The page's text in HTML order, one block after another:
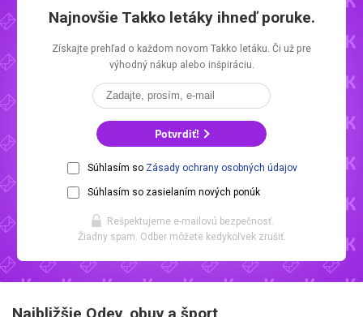
Najnovšie Takko letákyihneď poruke.
Získajte prehľad o každom novom Takko letáku. Či už pre
výhodný nákup alebo inšpiráciu.
Potvrdiť!
Súhlasím so Zásady ochrany osobných údajov
Súhlasím so zasielaním nových ponúk
Rešpektujeme e-mailovú bezpečnosť.
Žiadny spam. Odber môžete kedykoľvek zrušiť.
Najbližšie Odev, obuv a šport